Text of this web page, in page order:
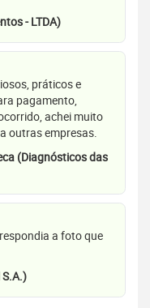
- LTDA)
práticos e
pagamento,
achei muito
outras empresas.
(Diagnósticos das
a foto que